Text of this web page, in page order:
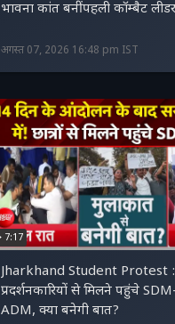
भावना कांत बनीं पहली कॉम्बैट लीडर
अगस्त 07, 2026 16:48 pm IST
7:17
Jharkhand Student Protest :
प्रदर्शनकारियों से मिलने पहुंचे
ADM, क्या बनेगी बात?